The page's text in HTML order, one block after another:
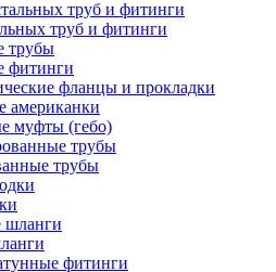
труб и фитинги
трубы
фитинги
фланцы и прокладки
американки
муфты (гебо)
трубы